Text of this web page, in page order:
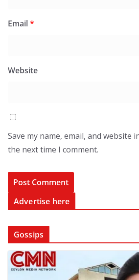
Email*
Website
Save my name, email, and website
the next time I comment.
Advertise here
Gossips